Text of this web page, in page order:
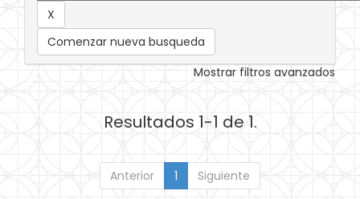
Comenzar nueva busqueda
Mostrar filtros avanzados
Resultados 1-1 de 1.
Anterior 1 Siguiente